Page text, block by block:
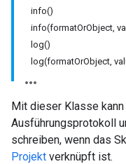
info()
info(formatOrObject,
log()
log(formatOrObject,
Mit dieser Klasse
Ausführungsprotokoll
schreiben, wenn das
Projekt verknüpft ist.